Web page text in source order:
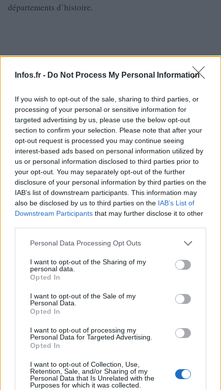
Infos.fr - Do Not Process My Personal Information
If you wish to opt-out of the sale, sharing to third parties, or
processing of your personal or sensitive information for
targeted advertising by us, please use the below opt-out
section to confirm your selection. Please note that after your
opt-out request is processed you may continue seeing
interest-based ads based on personal information utilized by
us or personal information disclosed to third parties prior to
your opt-out. You may separately opt-out of the further
disclosure of your personal information by third parties on the
IAB’s list of downstream participants. This information may
also be disclosed by us to third parties on the IAB’s List of
Downstream Participants that may further disclose it to other
Please note that this website/app uses one or more Google
not limited to your visit or usage behaviour. You may click to
grant or deny consent to Google and its third-party tags to
use your data for below specified purposes in below Google
consent section.
Personal Data Processing Opt Outs
I want to opt-out of the Sharing of my
personal data.
Opted In
I want to opt-out of the Sale of my
Personal Data.
Opted In
I want to opt-out of processing my
Personal Data for Targeted Advertising.
Opted In
I want to opt-out of Collection, Use,
Retention, Sale, and/or Sharing of my
Personal Data that Is Unrelated with the
Purposes for which it was collected.
départements d’histoire.
Une des sections du livre se focalise sur le navire Narval,
un sous-marin qui se compte parmi les premières et rares
forces françaises à se joindre à l’initiative du général de
Gaulle suite à son appel du 18 juin 1940. Max Guéroute a
France et en Grande-Bretagne, suggérant que le
commandant de Narval, François Drogou, malgré lui, ait
joué un rôle clé dans l’infâme jour de juillet 1940.
Le texte relate qu’en 1940, le Narval était stationné à
Sousse, en Tunisie. François Drogou, voulant continuer à
lutter contre l’Allemagne, a secrètement fait partir le
navire le soir du 24 juin. Ils ont atteint Malte, une île
britannique, le matin du 26. Le 28 juin, une semaine avant
l’incident de Mers El-Kébir, les membres de la Naval